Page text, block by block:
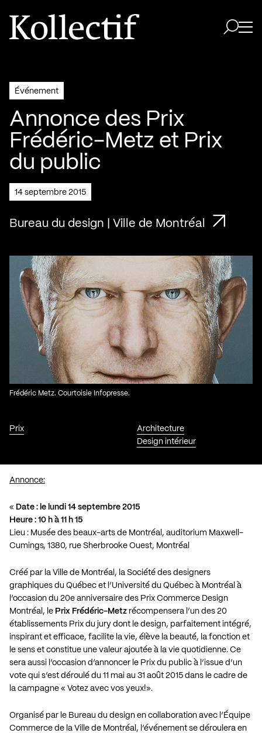
Aller à la page d'accueil
Logo Kollectif
Événement
Annonce des Prix
Frédéric-Metz et Prix
du public
14 septembre 2015
Bureau du design | Ville de Montréal
Prix
Architecture
Design intérieur
Frédéric Metz. Courtoisie Infopresse.
Annonce:
« Date : le lundi 14 septembre 2015
Heure : 10 h à 11 h 15
Lieu : Musée des beaux-arts de Montréal, auditorium Maxwell-
Cumings, 1380, rue Sherbrooke Ouest, Montréal
Créé par la Ville de Montréal, la Société des designers
graphiques du Québec et l’Université du Québec à Montréal à
l’occasion du 20e anniversaire des Prix Commerce Design
Montréal, le Prix Frédéric-Metz récompensera l’un des 20
établissements Prix du jury dont le design, parfaitement intégré,
inspirant et efficace, facilite la vie, élève la beauté, la fonction et
le sens et constitue une valeur ajoutée à la vie quotidienne. Ce
sera aussi l’occasion d’annoncer le Prix du public à l’issue d’un
vote qui s’est déroulé du 11 mai au 31 août 2015 dans le cadre de
la campagne « Votez avec vos yeux!».
Organisé par le Bureau du design en collaboration avec l’Équipe
Commerce de la Ville de Montréal, l’événement se déroulera en